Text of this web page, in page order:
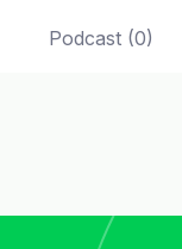
Podcast (0)